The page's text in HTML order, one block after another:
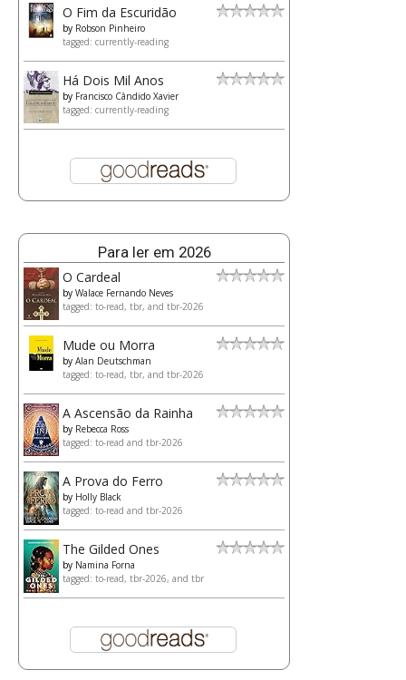
O Fim da Escuridão
by Robson Pinheiro
tagged: currently-reading
Há Dois Mil Anos
by Francisco Cândido Xavier
tagged: currently-reading
Para ler em 2026
O Cardeal
by Walace Fernando Neves
tagged: to-read, tbr, and tbr-2026
Mude ou Morra
by Alan Deutschman
tagged: to-read, tbr, and tbr-2026
A Ascensão da Rainha
by Rebecca Ross
tagged: to-read and tbr-2026
A Prova do Ferro
by Holly Black
tagged: to-read and tbr-2026
The Gilded Ones
by Namina Forna
tagged: to-read, tbr-2026, and tbr